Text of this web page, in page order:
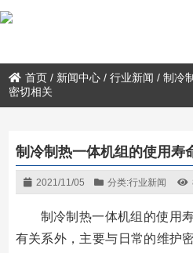
首页 / 新闻中心 /行业新闻 /制冷
密切相关
制冷制热一体机组的使用寿
2021/11/05 分类:行业新闻
制冷制热一体机组的使用
有关系外，主要与日常的维护